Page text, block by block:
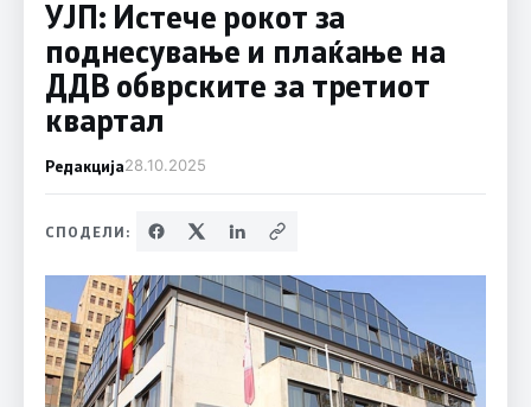
УЈП: Истече рокот за
поднесување и плаќање на
ДДВ обврските за третиот
квартал
Редакција28.10.2025
СПОДЕЛИ: